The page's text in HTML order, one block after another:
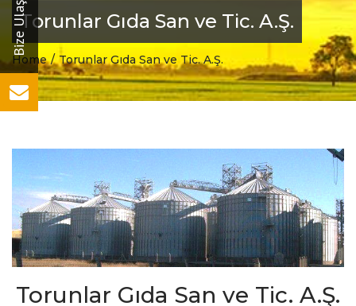
Torunlar Gıda San ve Tic. A.Ş.
Home Torunlar Gıda San ve Tic. A.Ş.
Torunlar Gıda San ve Tic. A.Ş.